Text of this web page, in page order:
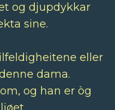
og djupdykkar
sine.
eller
dama.
, og han er òg